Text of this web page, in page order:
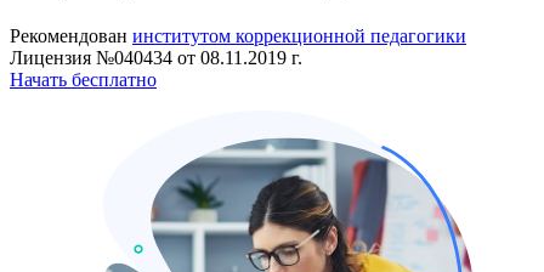
Рекомендован институтом коррекционной педагогики
Лицензия №040434 от 08.11.2019 г.
Начать бесплатно